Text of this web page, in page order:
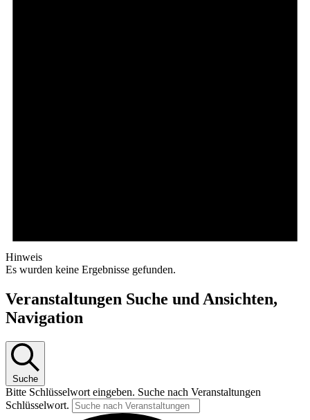
Hinweis
Es wurden keine Ergebnisse gefunden.
Veranstaltungen Suche und Ansichten,
Navigation
Suche
Bitte Schlüsselwort eingeben. Suche nach Veranstaltungen
Schlüsselwort.